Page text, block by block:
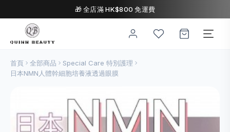
🎁 全店滿 HK$800 免運費
首頁 全部商品
Special Care 特別護理
日本NMN人體幹細胞培養液透過眼膜